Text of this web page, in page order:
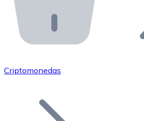
Bitnovo API
Integra nuestra API en tu
Únete a nuestra red de
Añade tu proyecto a nuestro
Criptomonedas